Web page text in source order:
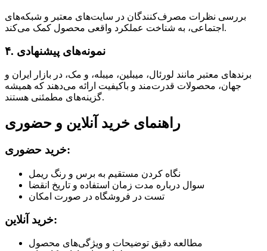
بررسی نظرات مصرف‌کنندگان در سایت‌های معتبر و شبکه‌های
اجتماعی، به شناخت عملکرد واقعی محصول کمک می‌کند.
۴. نمونه‌های پیشنهادی
برندهای معتبر مانند لورئال، میبلین، میبله، و مک، در بازار ایران و
جهان، محصولات قدرت‌مند و باکیفیت ارائه می‌دهند که همیشه
گزینه‌های مطمئنی هستند.
راهنمای خرید آنلاین و حضوری
خرید حضوری:
نگاه کردن مستقیم به برس و رنگ ریمل
سوال درباره مدت زمان استفاده و تاریخ انقضا
تست در فروشگاه در صورت امکان
خرید آنلاین:
مطالعه دقیق توضیحات و ویژگی‌های محصول